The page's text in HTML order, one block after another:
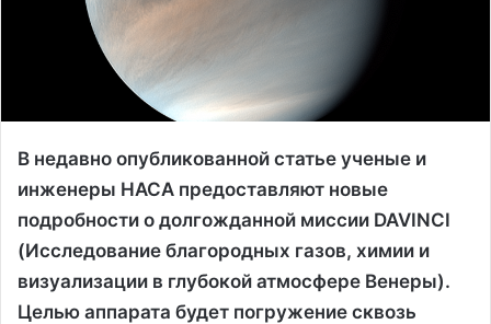
В недавно опубликованной статье ученые и
инженеры НАСА предоставляют новые
подробности о долгожданной миссии DAVINCI
(Исследование благородных газов, химии и
визуализации в глубокой атмосфере Венеры).
Целью аппарата будет погружение сквозь